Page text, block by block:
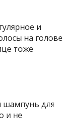
и
на голове
тоже
шампунь для
и не